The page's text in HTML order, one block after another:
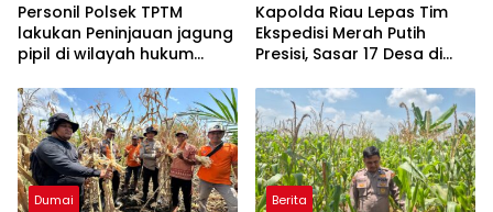
Personil Polsek TPTM
lakukan Peninjauan jagung
pipil di wilayah hukum
Kapolda Riau Lepas Tim
Ekspedisi Merah Putih
Presisi, Sasar 17 Desa di
Dumai Berita